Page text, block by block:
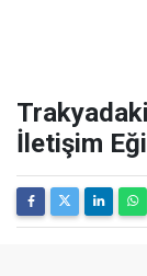
İletişim